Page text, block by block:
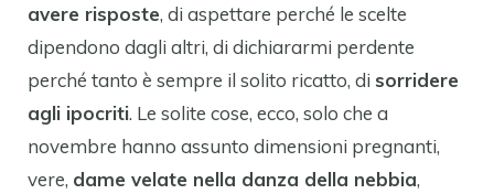
avere risposte, di aspettare perché le scelte
dipendono dagli altri, di dichiararmi perdente
perché tanto è sempre il solito ricatto, di sorridere
agli ipocriti. Le solite cose, ecco, solo che a
novembre hanno assunto dimensioni pregnanti,
vere, dame velate nella danza della nebbia,